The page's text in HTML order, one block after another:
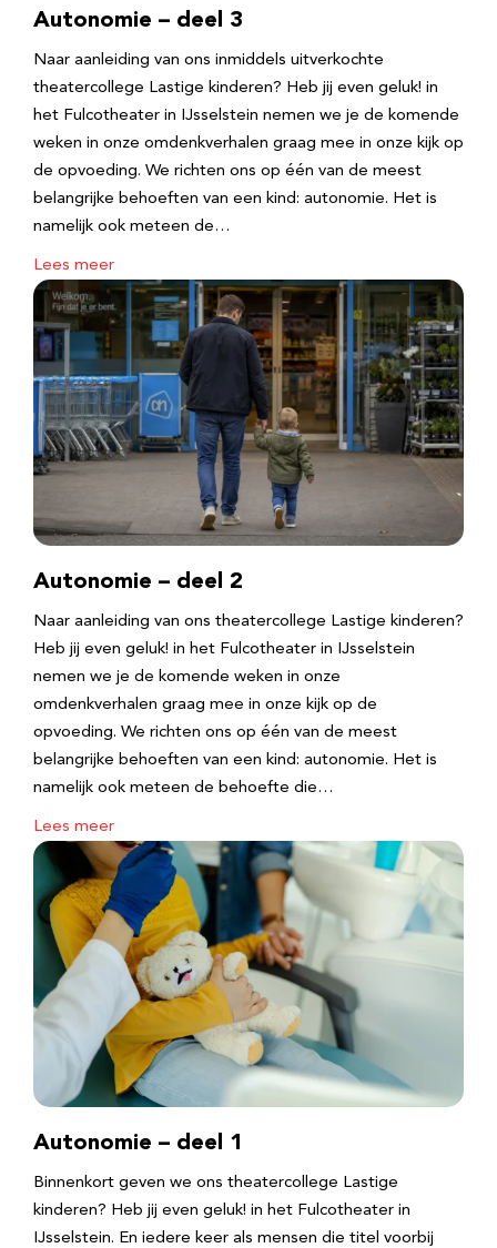
Autonomie – deel 3
Naar aanleiding van ons inmiddels uitverkochte
theatercollege Lastige kinderen? Heb jij even geluk! in
het Fulcotheater in IJsselstein nemen we je de komende
weken in onze omdenkverhalen graag mee in onze kijk op
de opvoeding. We richten ons op één van de meest
belangrijke behoeften van een kind: autonomie. Het is
namelijk ook meteen de…
Lees meer
Autonomie – deel 2
Naar aanleiding van ons theatercollege Lastige kinderen?
Heb jij even geluk! in het Fulcotheater in IJsselstein
nemen we je de komende weken in onze
omdenkverhalen graag mee in onze kijk op de
opvoeding. We richten ons op één van de meest
belangrijke behoeften van een kind: autonomie. Het is
namelijk ook meteen de behoefte die…
Lees meer
Autonomie – deel 1
Binnenkort geven we ons theatercollege Lastige
kinderen? Heb jij even geluk! in het Fulcotheater in
IJsselstein. En iedere keer als mensen die titel voorbij